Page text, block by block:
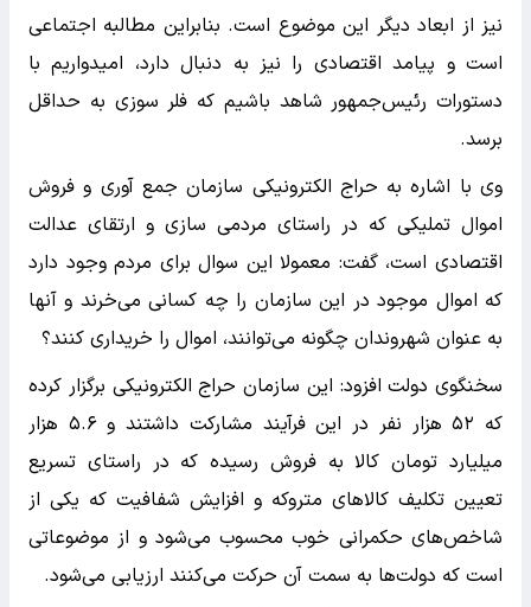
نیز از ابعاد دیگر این موضوع است. بنابراین مطالبه اجتماعی
است و پیامد اقتصادی را نیز به دنبال دارد، امیدواریم با
دستورات رئیس‌جمهور شاهد باشیم که فلر سوزی به حداقل
برسد.
وی با اشاره به حراج الکترونیکی سازمان جمع آوری و فروش
اموال تملیکی که در راستای مردمی سازی و ارتقای عدالت
اقتصادی است، گفت: معمولا این سوال برای مردم وجود دارد
که اموال موجود در این سازمان را چه کسانی می‌خرند و آنها
به عنوان شهروندان چگونه می‌توانند، اموال را خریداری کنند؟
سخنگوی دولت افزود: این سازمان حراج الکترونیکی برگزار کرده
که ۵۲ هزار نفر در این فرآیند مشارکت داشتند و ۵.۶ هزار
میلیارد تومان کالا به فروش رسیده که در راستای تسریع
تعیین تکلیف کالاهای متروکه و افزایش شفافیت که یکی از
شاخص‌های حکمرانی خوب محسوب می‌شود و از موضوعاتی
است که دولت‌ها به سمت آن حرکت می‌کنند ارزیابی می‌شود.